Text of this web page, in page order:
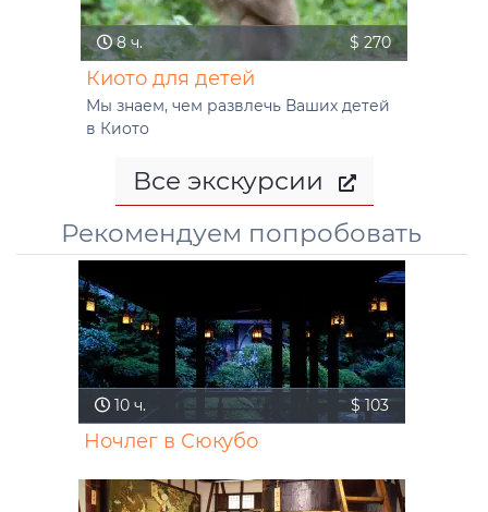
8 ч. $ 270
Киото для детей
Мы знаем, чем развлечь Ваших детей
в Киото
Все экскурсии
Рекомендуем попробовать
10ч. $ 103
Ночлег в Сюкубо